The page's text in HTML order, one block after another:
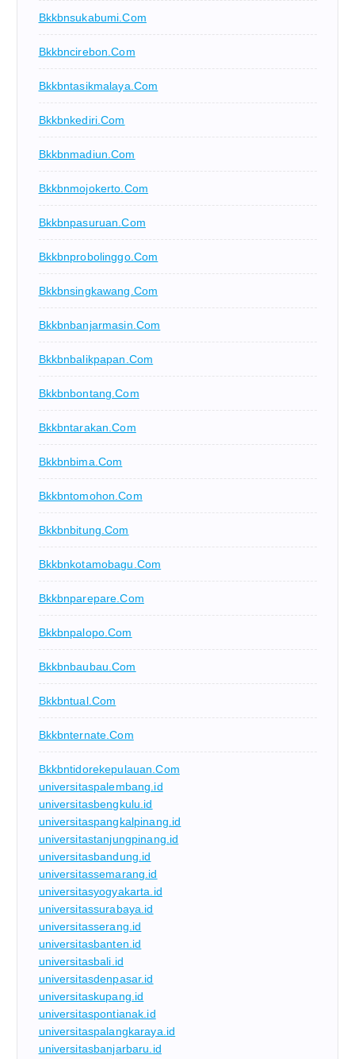
Bkkbnsukabumi.com
Bkkbncirebon.com
Bkkbntasikmalaya.com
Bkkbnkediri.com
Bkkbnmadiun.com
Bkkbnmojokerto.com
Bkkbnpasuruan.com
Bkkbnprobolinggo.com
Bkkbnsingkawang.com
Bkkbnbanjarmasin.com
Bkkbnbalikpapan.com
Bkkbnbontang.com
Bkkbntarakan.com
Bkkbnbima.com
Bkkbntomohon.com
Bkkbnbitung.com
Bkkbnkotamobagu.com
Bkkbnparepare.com
Bkkbnpalopo.com
Bkkbnbaubau.com
Bkkbntual.com
Bkkbnternate.com
Bkkbntidorekepulauan.com
universitaspalembang.id
universitasbengkulu.id
universitaspangkalpinang.id
universitastanjungpinang.id
universitasbandung.id
universitassemarang.id
universitasyogyakarta.id
universitassurabaya.id
universitasserang.id
universitasbanten.id
universitasbali.id
universitasdenpasar.id
universitaskupang.id
universitaspontianak.id
universitaspalangkaraya.id
universitasbanjarbaru.id